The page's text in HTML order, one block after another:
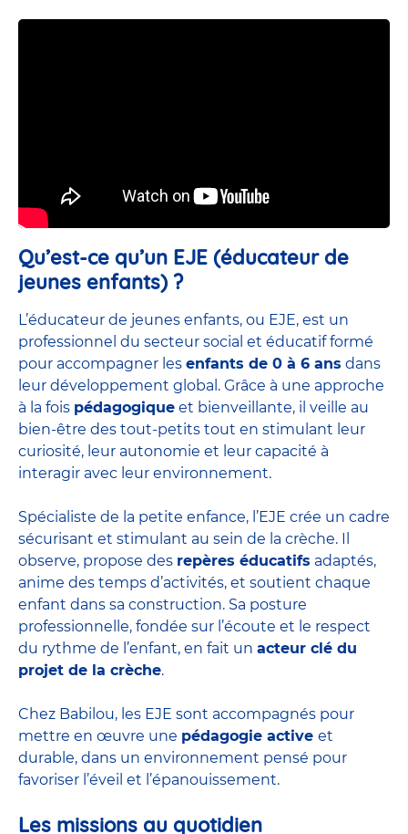
Qu’est-ce qu’un EJE (éducateur de
jeunes enfants) ?
L’éducateur de jeunes enfants, ou EJE, est un
professionnel du secteur social et éducatif formé
pour accompagner les enfants de 0 à 6 ans dans
leur développement global. Grâce à une approche
à la fois pédagogique et bienveillante, il veille au
bien-être des tout-petits tout en stimulant leur
curiosité, leur autonomie et leur capacité à
interagir avec leur environnement.
Spécialiste de la petite enfance, l’EJE crée un cadre
sécurisant et stimulant au sein de la crèche. Il
observe, propose des repères éducatifs adaptés,
anime des temps d’activités, et soutient chaque
enfant dans sa construction. Sa posture
professionnelle, fondée sur l’écoute et le respect
du rythme de l’enfant, en fait un acteur clé du
projet de la crèche.
Chez Babilou, les EJE sont accompagnés pour
mettre en œuvre une pédagogie active et
durable, dans un environnement pensé pour
favoriser l’éveil et l’épanouissement.
Les missions au quotidien